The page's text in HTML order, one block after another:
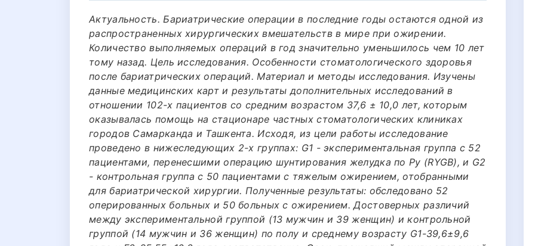
Актуальность. Бариатрические операции в последние годы остаются одной из
распространенных хирургических вмешательств в мире при ожирении.
Количество выполняемых операций в год значительно уменьшилось чем 10 лет
тому назад. Цель исследования. Особенности стоматологического здоровья
после бариатрических операций. Материал и методы исследования. Изучены
данные медицинских карт и результаты дополнительных исследований в
отношении 102-х пациентов со средним возрастом 37,6 ± 10,0 лет, которым
оказывалась помощь на стационаре частных стоматологических клиниках
городов Самарканда и Ташкента. Исходя, из цели работы исследование
проведено в нижеследующих 2-х группах: G1 - экспериментальная группа с 52
пациентами, перенесшими операцию шунтирования желудка по Ру (RYGB), и G2
- контрольная группа с 50 пациентами с тяжелым ожирением, отобранными
для бариатрической хирургии. Полученные результаты: обследовано 52
оперированных больных и 50 больных с ожирением. Достоверных различий
между экспериментальной группой (13 мужчин и 39 женщин) и контрольной
группой (14 мужчин и 36 женщин) по полу и среднему возрасту G1-39,6±9,6